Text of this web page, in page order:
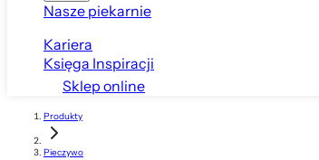
Nasze piekarnie
Kariera
Księga Inspiracji
Sklep online
Produkty
Pieczywo